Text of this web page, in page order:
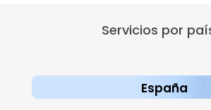
Servicios por
España